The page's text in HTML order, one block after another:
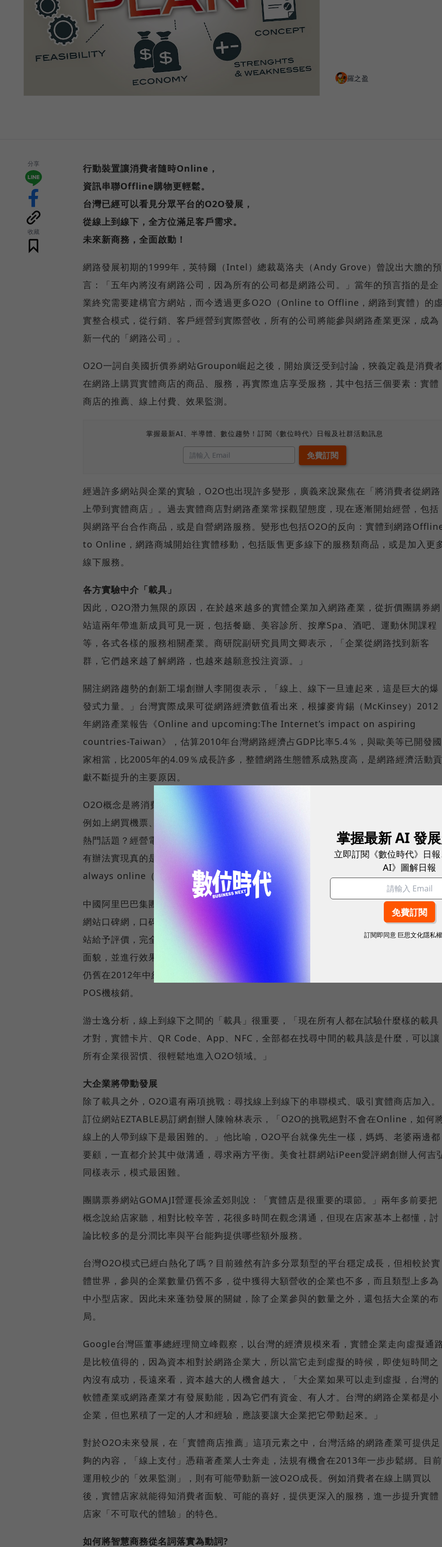
羅之盈
分享
收藏
行動裝置讓消費者隨時Online，
資訊串聯Offline購物更輕鬆。
台灣已經可以看見分眾平台的O2O發展，
從線上到線下，全方位滿足客戶需求。
未來新商務，全面啟動！
網路發展初期的1999年，英特爾（Intel）總裁葛洛夫（Andy Grove）曾說出大膽的預
言：「五年內將沒有網路公司，因為所有的公司都是網路公司。」當年的預言指的是企
業終究需要建構官方網站，而今透過更多O2O（Online to Offline，網路到實體）的
實整合模式，從行銷、客戶經營到實際營收，所有的公司將能參與網路產業更深，成為
新一代的「網路公司」。
O2O一詞自美國折價券網站Groupon崛起之後，開始廣泛受到討論，狹義定義是消費
在網路上購買實體商店的商品、服務，再實際進店享受服務，其中包括三個要素：實體
商店的推薦、線上付費、效果監測。
掌握最新AI、半導體、數位趨勢！訂閱《數位時代》日報及社群活動訊息
經過許多網站與企業的實驗，O2O也出現許多變形，廣義來說聚焦在「將消費者從網路
上帶到實體商店」。過去實體商店對網路產業常採觀望態度，現在逐漸開始經營，包括
與網路平台合作商品，或是自營網路服務。變形也包括O2O的反向：實體到網路
to Online，網路商城開始往實體移動，包括販售更多線下的服務類商品，或是加入更
線下服務。
各方實驗中介「載具」
因此，O2O潛力無限的原因，在於越來越多的實體企業加入網路產業，從折價團購券網
站這兩年帶進新成員可見一斑，包括餐廳、美容診所、按摩Spa、酒吧、運動休閒課程
等，各式各樣的服務相關產業。商研院副研究員周文卿表示，「企業從網路找到新客
群，它們越來越了解網路，也越來越願意投注資源。」
關注網路趨勢的創新工場創辦人李開復表示，「線上、線下一旦連起來，這是巨大的爆
發式力量。」台灣實際成果可從網路經濟數值看出來，根據麥肯錫（McKinsey）2012
年網路產業報告《Online and upcoming:The Internet’s impact on aspiring
countries-Taiwan》，估算2010年台灣網路經濟占GDP比率5.4％，與歐美等已開發國
家相當，比2005年的4.09％成長許多，整體網路生態體系成熟度高，是網路經濟活動貢
獻不斷提升的主要原因。
O2O概念是將消費者從網路上帶到實體商店，但仔細回想，這類經驗大多數的人都有，
例如上網買機票、訂飯店住宿，實際人到了就能使用，從十年前就有模式，為何又成為
熱門話題？經營電子商務超過十年的網勁科技執行長游士逸指出，「觀念真的不新，但
有辦法實現真的是因為『行動網路』，它讓所有產業進入網路的成本變低，也讓消費者
always online（永遠在網路上）。」
中國阿里巴巴集團在2011年於杭州實行O2O模式的淘寶口碑卡，商家內容來自消費點
網站口碑網，口碑卡付款綁定支付寶，消費者到店後可刷卡確認到店消費，並且回到網
站給予評價，完全符合O2O的要素：實體商店的推薦、線上付費、商家也能知道消費者
面貌，並進行效果監測，環環相扣的模式，對消費者和店家來說皆具吸引力。但該計畫
仍舊在2012年中結束，因為推廣不易，消費者端需要多帶一張卡，而商家也需要一台
POS機核銷。
游士逸分析，線上到線下之間的「載具」很重要，「現在所有人都在試驗什麼樣的載具
才對，實體卡片、QR Code、App、NFC，全部都在找尋中間的載具該是什麼，可以讓
所有企業很習慣、很輕鬆地進入O2O領域。」
大企業將帶動發展
除了載具之外，O2O還有兩項挑戰：尋找線上到線下的串聯模式、吸引實體商店加入。
訂位網站EZTABLE易訂網創辦人陳翰林表示，「O2O的挑戰絕對不會在Online，如何
線上的人帶到線下是最困難的。」他比喻，O2O平台就像先生一樣，媽媽、老婆兩邊都
要顧，一直都介於其中做溝通，尋求兩方平衡。美食社群網站iPeen愛評網創辦人何吉
同樣表示，模式最困難。
團購票券網站GOMAJI營運長涂孟郊則說：「實體店是很重要的環節。」兩年多前要把
概念說給店家聽，相對比較辛苦，花很多時間在觀念溝通，但現在店家基本上都懂，討
論比較多的是分潤比率與平台能夠提供哪些額外服務。
台灣O2O模式已經白熱化了嗎？目前雖然有許多分眾類型的平台穩定成長，但相較於實
體世界，參與的企業數量仍舊不多，從中獲得大額營收的企業也不多，而且類型上多為
中小型店家。因此未來蓬勃發展的關鍵，除了企業參與的數量之外，還包括大企業的布
局。
Google台灣區董事總經理簡立峰觀察，以台灣的經濟規模來看，實體企業走向虛擬通
是比較值得的，因為資本相對於網路企業大，所以當它走到虛擬的時候，即使短時間之
內沒有成功，長遠來看，資本越大的人機會越大，「大企業如果可以走到虛擬，台灣的
軟體產業或網路產業才有發展動能，因為它們有資金、有人才。台灣的網路企業都是小
企業，但也累積了一定的人才和經驗，應該要讓大企業把它帶動起來。」
對於O2O未來發展，在「實體商店推薦」這項元素之中，台灣活絡的網路產業可提供足
夠的內容，「線上支付」憑藉著產業人士奔走，法規有機會在2013年一步步鬆綁。目前
運用較少的「效果監測」，則有可能帶動新一波O2O成長。例如消費者在線上購買以
後，實體店家就能得知消費者面貌、可能的喜好，提供更深入的服務，進一步提升實體
店家「不可取代的體驗」的特色。
如何將智慧商務從名詞落實為動詞?
掌握最新 AI 發
立即訂閱《數位時代》日
AI》圖解日報
訂閱即同意 巨思文化隱私